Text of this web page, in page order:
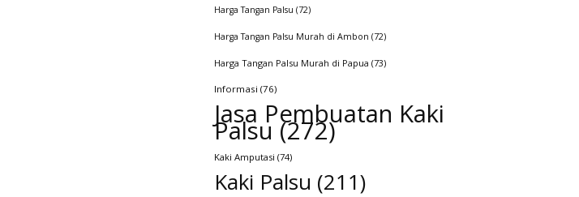
Harga Tangan Palsu (72)
Harga Tangan Palsu Murah di Ambon (72)
Harga Tangan Palsu Murah di Papua (73)
Informasi (76)
Jasa Pembuatan Kaki
Palsu (272)
Kaki Amputasi (74)
Kaki Palsu (211)